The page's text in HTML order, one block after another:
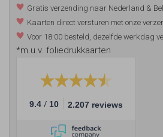
Gratis verzending naar Nederland &
Kaarten direct versturen met onze
Voor 18:00 besteld, dezelfde werkdag
*m.u.v. foliedrukkaarten
9.4 / 10 2.207 reviews